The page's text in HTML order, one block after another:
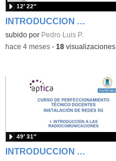
INTRODUCCION A LA PLANIFICACION RADIOELECTRICA DE COBERTURA EN SUPERFICIE, con XIRIO-ONLINE, por Henar Larrinaga (APTICA).
Contenido educativo.
subido por Pedro Luis P.
12′ 22″
-hace 4 meses- 18visualizaciones
INTRODUCCION A LAS RADIOCOMUNICACIONES por José Manuel Riera ETSIT (UPM)
49′ 31″